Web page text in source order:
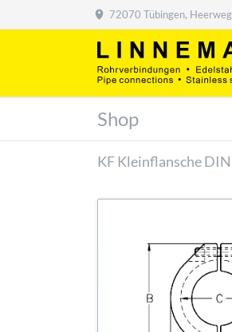
72070 Tübingen,
Shop
KF Kleinflansche